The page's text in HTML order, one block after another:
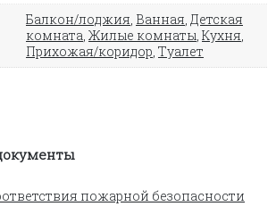
Балкон/лоджия Ванная Детская
комната Жилые комнаты Кухня
Прихожая/коридор Туалет
пожарной безопасности